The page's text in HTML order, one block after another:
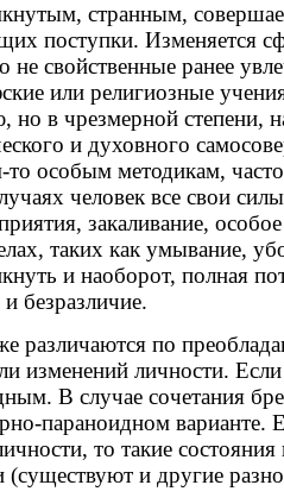
странным,
поступки. Изменяется
не свойственные ранее
или религиозные
но в чрезмерной степени,
и духовного
особым методикам,
человек все свои
закаливание,
таких как умывание,
и наоборот, полная
безразличие.
различаются по
изменений личности.
В случае сочетания
параноидном варианте.
то такие
и другие